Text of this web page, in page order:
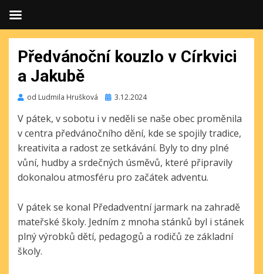
Předvánoční kouzlo v Církvici
a Jakubě
od Ludmila Hrušková Publikováno
3.12.2024
V pátek, v sobotu i v neděli se naše obec proměnila
v centra předvánočního dění, kde se spojily tradice,
kreativita a radost ze setkávání. Byly to dny plné
vůní, hudby a srdečných úsměvů, které připravily
dokonalou atmosféru pro začátek adventu.
V pátek se konal Předadventní jarmark na zahradě
mateřské školy. Jedním z mnoha stánků byl i stánek
plný výrobků dětí, pedagogů a rodičů ze základní
školy.